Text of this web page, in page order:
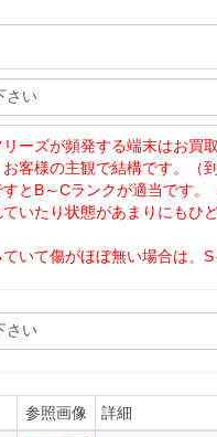
ーズが頻発する端末はお買
客様の主観で結構です。（
とB～Cランクが適当です。
いたり状態があまりにもひ
いて傷がほぼ無い場合は、S
参照画像
詳細